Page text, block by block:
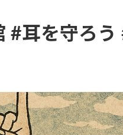
#耳を守ろ